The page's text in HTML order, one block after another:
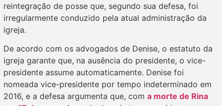
reintegração de posse que, segundo sua defesa, foi
irregularmente conduzido pela atual administração da
igreja.
De acordo com os advogados de Denise, o estatuto da
igreja garante que, na ausência do presidente, o vice-
presidente assume automaticamente. Denise foi
nomeada vice-presidente por tempo indeterminado em
2016, e a defesa argumenta que, com a morte de Rina